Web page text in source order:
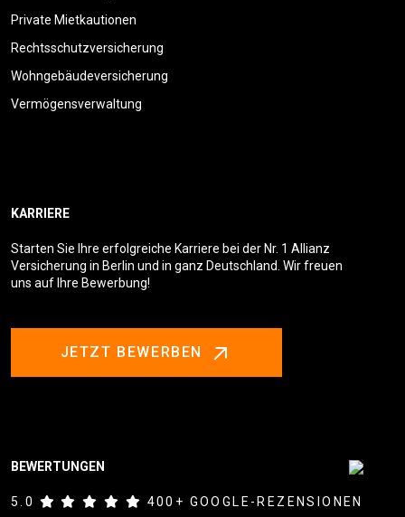
Private Mietkautionen
Rechtsschutzversicherung
Wohngebäudeversicherung
Vermögensverwaltung
KARRIERE
Starten Sie Ihre erfolgreiche Karriere bei der Nr. 1 Allianz
Versicherung in Berlin und in ganz Deutschland. Wir freuen
uns auf Ihre Bewerbung!
JETZT BEWERBEN
BEWERTUNGEN
5.0 400+ GOOGLE-REZENSIONEN